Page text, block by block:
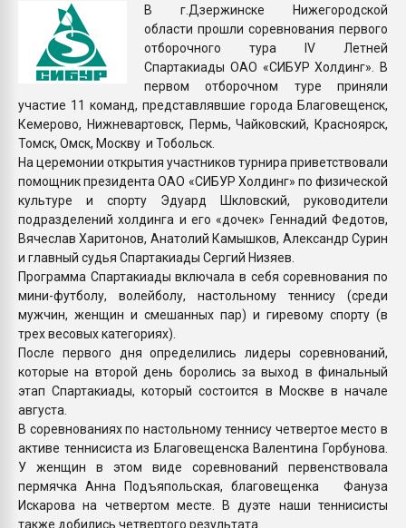
26.07.2022 "Сибирский
намного дороже
ПЕРЕЙТИ НА
В г.Дзержинске Нижегородской
области прошли соревнования первого
отборочного тура IV Летней
Спартакиады ОАО «СИБУР Холдинг». В
первом отборочном туре приняли
участие 11 команд, представлявшие города Благовещенск,
Кемерово, Нижневартовск, Пермь, Чайковский, Красноярск,
Томск, Омск, Москву и Тобольск.
На церемонии открытия участников турнира приветствовали
помощник президента ОАО «СИБУР Холдинг» по физической
культуре и спорту Эдуард Шкловский, руководители
подразделений холдинга и его «дочек» Геннадий Федотов,
Вячеслав Харитонов, Анатолий Камышков, Александр Сурин
и главный судья Спартакиады Сергий Низяев.
Программа Спартакиады включала в себя соревнования по
мини-футболу, волейболу, настольному теннису (среди
мужчин, женщин и смешанных пар) и гиревому спорту (в
трех весовых категориях).
После первого дня определились лидеры соревнований,
которые на второй день боролись за выход в финальный
этап Спартакиады, который состоится в Москве в начале
августа.
В соревнованиях по настольному теннису четвертое место в
активе теннисиста из Благовещенска Валентина Горбунова.
У женщин в этом виде соревнований первенствовала
пермячка Анна Подъяпольская, благовещенка Фануза
Искарова на четвертом месте. В дуэте наши теннисисты
также добились четвертого результата.